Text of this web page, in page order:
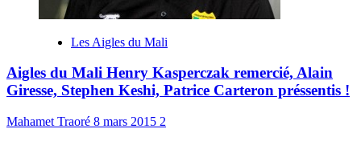
Les Aigles du Mali
Aigles du Mali Henry Kasperczak remercié, Alain
Giresse, Stephen Keshi, Patrice Carteron préssentis !
Mahamet Traoré 8 mars 2015 2